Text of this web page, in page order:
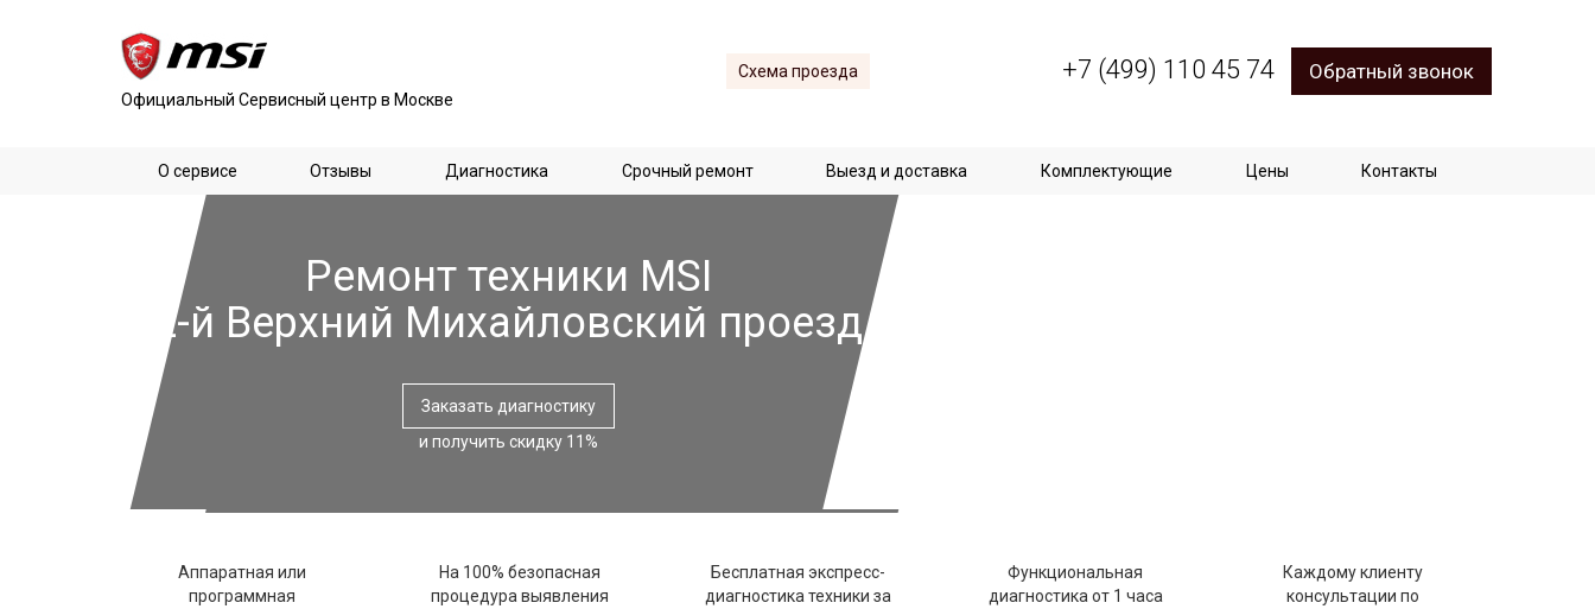
Официальный Сервисный центр в Москве
Схема проезда +7 (499) 110 45 74 Обратный звонок
О сервисе Отзывы Диагностика Срочный ремонт Выезд и доставка Комплектующие Цены Контакты
Ремонт техники MSI
2-й Верхний Михайловский проезд
Заказать диагностику
и получить скидку 11%
Аппаратная или
программная
На 100% безопасная
процедура выявления
Бесплатная экспресс-
диагностика техники за
Функциональная
диагностика от 1 часа
Каждому клиенту
консультации по